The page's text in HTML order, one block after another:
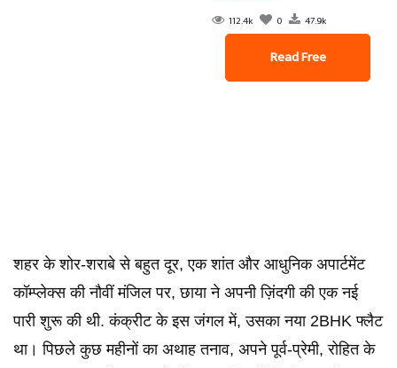
112.4k 0 47.9k
Read Free
शहर के शोर-शराबे से बहुत दूर, एक शांत और आधुनिक अपार्टमेंट
कॉम्प्लेक्स की नौवीं मंजिल पर, छाया ने अपनी ज़िंदगी की एक नई
पारी शुरू की थी. कंक्रीट के इस जंगल में, उसका नया 2BHK फ्लैट
था। पिछले कुछ महीनों का अथाह तनाव, अपने पूर्व-प्रेमी, रोहित के